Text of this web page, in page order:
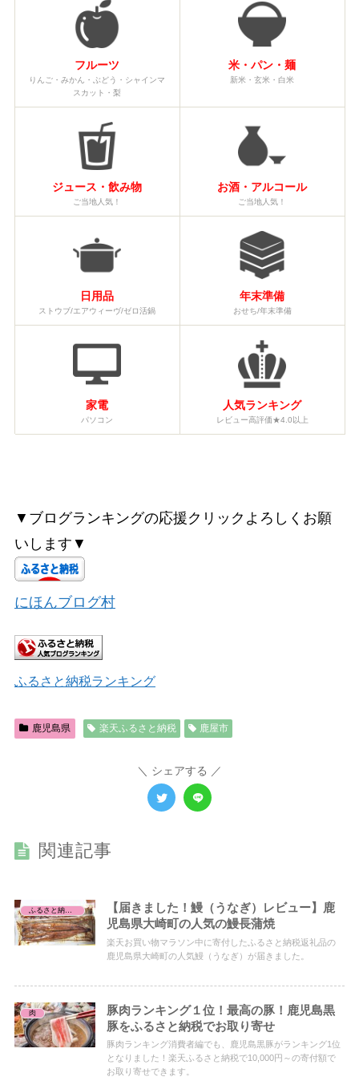
フルーツ
りんご・みかん・ぶどう・シャインマ
スカット・梨
米・パン・麺
新米・玄米・白米
ジュース・飲み物
ご当地人気！
お酒・アルコール
ご当地人気！
日用品
ストウブ/エアウィーヴ/ゼロ活鍋
年末準備
おせち/年末準備
家電
パソコン
人気ランキング
レビュー高評価★4.0以上
▼ブログランキングの応援クリックよろしくお願
いします▼
にほんブログ村
ふるさと納税ランキング
鹿児島県 楽天ふるさと納税 鹿屋市
シェアする
関連記事
ふるさと納税レビュー
【届きました！鰻（うなぎ）レビュー】鹿
児島県大崎町の人気の鰻長蒲焼
楽天お買い物マラソン中に寄付したふるさと納税返礼品の
鹿児島県大崎町の人気鰻（うなぎ）が届きました。
肉
豚肉ランキング１位！最高の豚！鹿児島黒
豚をふるさと納税でお取り寄せ
豚肉ランキング消費者編でも、鹿児島黒豚がランキング1位
となりました！楽天ふるさと納税で10,000円～の寄付額で
お取り寄せできます。